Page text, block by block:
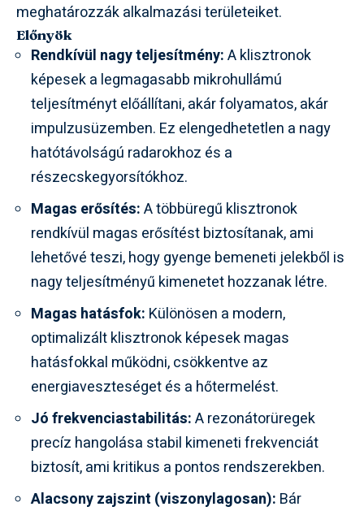
meghatározzák alkalmazási területeiket.
Előnyök
Rendkívül nagy teljesítmény:A klisztronok
képesek a legmagasabb mikrohullámú
teljesítményt előállítani, akár folyamatos, akár
impulzusüzemben. Ez elengedhetetlen a nagy
hatótávolságú radarokhoz és a
részecskegyorsítókhoz.
Magas erősítés:A többüregű klisztronok
rendkívül magas erősítést biztosítanak, ami
lehetővé teszi, hogy gyenge bemeneti jelekből is
nagy teljesítményű kimenetet hozzanak létre.
Magas hatásfok: Különösen a modern,
optimalizált klisztronok képesek magas
hatásfokkal működni, csökkentve az
energiaveszteséget és a hőtermelést.
Jó frekvenciastabilitás:A rezonátorüregek
precíz hangolása stabil kimeneti frekvenciát
biztosít, ami kritikus a pontos rendszerekben.
Alacsony zajszint (viszonylagosan): Bár